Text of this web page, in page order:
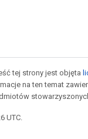
tej strony jest objęta
na ten temat
UTC.